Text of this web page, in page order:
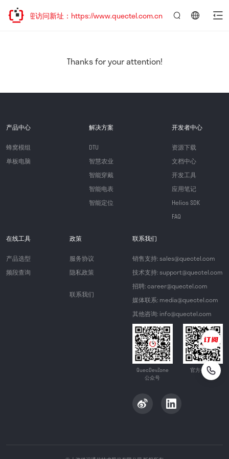
移，欢迎访问新址：https://www.quectel.com.cn
Thanks for your attention!
产品中心
蜂窝模组
单板电脑
解决方案
DTU
智慧农业
智能穿戴
智能电表
智能定位
开发者中心
资源下载
文档中心
开发工具
应用笔记
Helios SDK
FAQ
在线工具
产品选型
频段查询
政策
服务协议
隐私政策
联系我们
联系我们
销售支持: sales@quectel.com
技术支持: support@quectel.com
招聘: career@quectel.com
媒体联系: media@quectel.com
其他咨询: info@quectel.com
QuecDevZone
公众号
官方公众号